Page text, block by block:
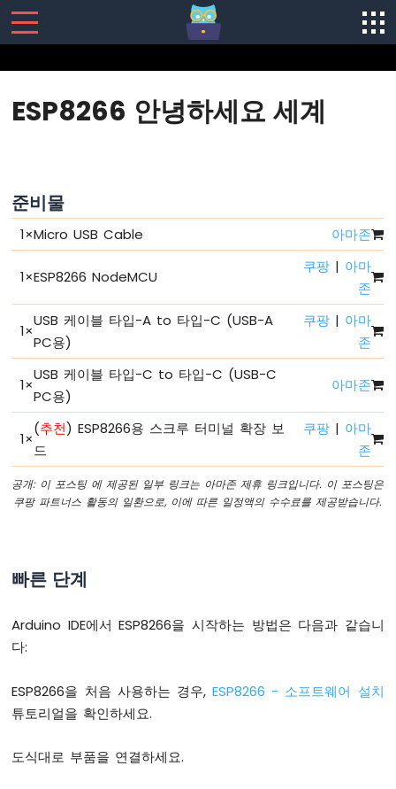
ESP8266
트
웨
어
설
ESP8266
-
드
웨
준
비
ESP8266
배
열
ESP8266
켜
법
ESP8266
안
하
요
ESP8266 안녕하세요 세계
준비물
1×Micro USB Cable 아마존
1×ESP8266 NodeMCU
쿠팡 | 아마
존
1×
USB 케이블 타입-A to 타입-C (USB-A
PC용)
쿠팡 | 아마
존
1×
USB 케이블 타입-C to 타입-C (USB-C
PC용)
아마존
1×
(추천) ESP8266용 스크루 터미널 확장 보
드
쿠팡 | 아마
존
공개: 이 포스팅 에 제공된 일부 링크는 아마존 제휴 링크입니다. 이 포스팅은
쿠팡 파트너스 활동의 일환으로, 이에 따른 일정액의 수수료를 제공받습니다.
빠른 단계
Arduino IDE에서 ESP8266을 시작하는 방법은 다음과 같습니
다:
ESP8266을 처음 사용하는 경우,ESP8266 - 소프트웨어 설치
튜토리얼을 확인하세요.
도식대로 부품을 연결하세요.